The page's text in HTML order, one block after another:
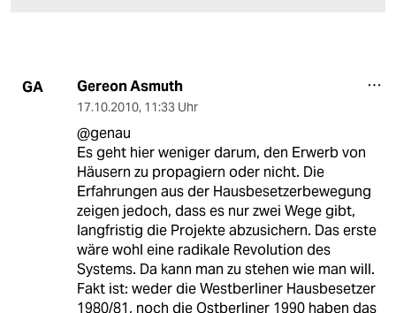
GA Gereon Asmuth
17.10.2010, 11:33 Uhr
@genau
Es geht hier weniger darum, den Erwerb von
Häusern zu propagiern oder nicht. Die
Erfahrungen aus der Hausbesetzerbewegung
zeigen jedoch, dass es nur zwei Wege gibt,
langfristig die Projekte abzusichern. Das erste
wäre wohl eine radikale Revolution des
Systems. Da kann man zu stehen wie man will.
Fakt ist: weder die Westberliner Hausbesetzer
1980/81, noch die Ostberliner 1990 haben das